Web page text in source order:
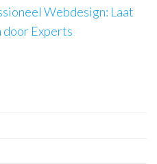
Webdesign: Laat
door Experts